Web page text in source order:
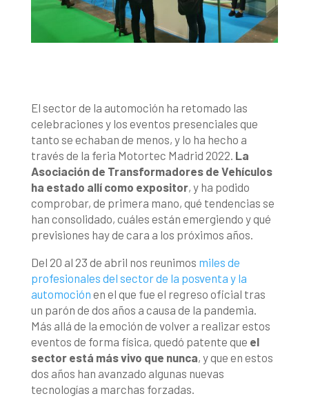
El sector de la automoción ha retomado las
celebraciones y los eventos presenciales que
tanto se echaban de menos, y lo ha hecho a
través de la feria Motortec Madrid 2022. La
Asociación de Transformadores de Vehículos
ha estado allí como expositor, y ha podido
comprobar, de primera mano, qué tendencias se
han consolidado, cuáles están emergiendo y qué
previsiones hay de cara a los próximos años.
Del 20 al 23 de abril nos reunimos miles de
profesionales del sector de la posventa y la
automoción en el que fue el regreso oficial tras
un parón de dos años a causa de la pandemia.
Más allá de la emoción de volver a realizar estos
eventos de forma física, quedó patente que el
sector está más vivo que nunca, y que en estos
dos años han avanzado algunas nuevas
tecnologías a marchas forzadas.